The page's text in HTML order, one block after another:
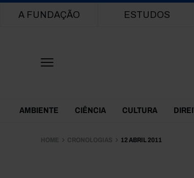
Main navigation
A FUNDAÇÃO ESTUDOS
Themes Menu
AMBIENTE CIÊNCIA CULTURA
HOME CRONOLOGIAS 12 ABRIL 2011